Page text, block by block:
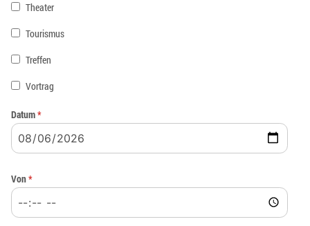
Theater
Tourismus
Treffen
Vortrag
Datum*
Von*